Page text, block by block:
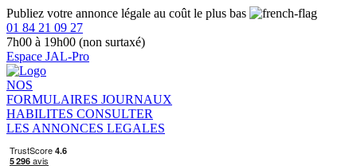
Publiez votre annonce légale au coût le plus bas
01 84 21 09 27
7h00 à 19h00 (non surtaxé)
Espace JAL-Pro
NOS
FORMULAIRES JOURNAUX
HABILITES CONSULTER
LES ANNONCES LEGALES